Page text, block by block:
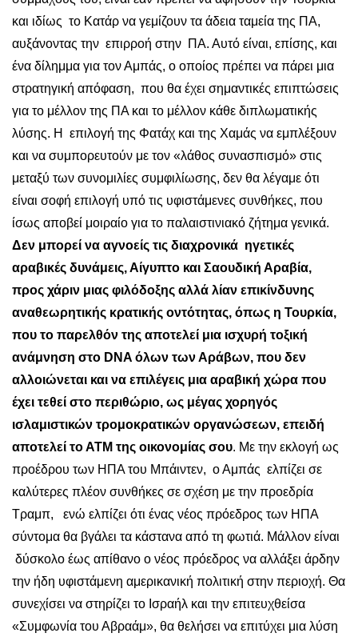
και ιδίως το Κατάρ να γεμίζουν τα άδεια ταμεία της ΠΑ,
αυξάνοντας την επιρροή στην ΠΑ. Αυτό είναι, επίσης, και
ένα δίλημμα για τον Αμπάς, ο οποίος πρέπει να πάρει μια
στρατηγική απόφαση, που θα έχει σημαντικές επιπτώσεις
για το μέλλον της ΠΑ και το μέλλον κάθε διπλωματικής
λύσης. Η επιλογή της Φατάχ και της Χαμάς να εμπλέξουν
και να συμπορευτούν με τον «λάθος συνασπισμό» στις
μεταξύ των συνομιλίες συμφιλίωσης, δεν θα λέγαμε ότι
είναι σοφή επιλογή υπό τις υφιστάμενες συνθήκες, που
ίσως αποβεί μοιραίο για το παλαιστινιακό ζήτημα γενικά.
Δεν μπορεί να αγνοείς τις διαχρονικά ηγετικές
αραβικές δυνάμεις, Αίγυπτο και Σαουδική Αραβία,
προς χάριν μιας φιλόδοξης αλλά λίαν επικίνδυνης
αναθεωρητικής κρατικής οντότητας, όπως η Τουρκία,
που το παρελθόν της αποτελεί μια ισχυρή τοξική
ανάμνηση στο DNA όλων των Αράβων, που δεν
αλλοιώνεται και να επιλέγεις μια αραβική χώρα που
έχει τεθεί στο περιθώριο, ως μέγας χορηγός
ισλαμιστικών τρομοκρατικών οργανώσεων, επειδή
αποτελεί το ΑΤΜ της οικονομίας σου. Με την εκλογή ως
προέδρου των ΗΠΑ του Μπάιντεν, ο Αμπάς ελπίζει σε
καλύτερες πλέον συνθήκες σε σχέση με την προεδρία
Τραμπ, ενώ ελπίζει ότι ένας νέος πρόεδρος των ΗΠΑ
σύντομα θα βγάλει τα κάστανα από τη φωτιά. Μάλλον είναι
δύσκολο έως απίθανο ο νέος πρόεδρος να αλλάξει άρδην
την ήδη υφιστάμενη αμερικανική πολιτική στην περιοχή. Θα
συνεχίσει να στηρίζει το Ισραήλ και την επιτευχθείσα
«Συμφωνία του Αβραάμ», θα θελήσει να επιτύχει μια λύση